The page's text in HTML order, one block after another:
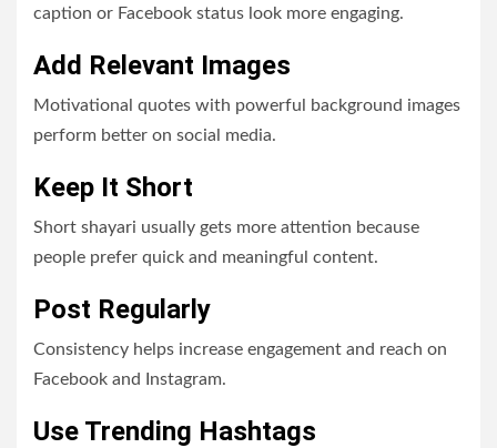
caption or Facebook status look more engaging.
Add Relevant Images
Motivational quotes with powerful background images
perform better on social media.
Keep It Short
Short shayari usually gets more attention because
people prefer quick and meaningful content.
Post Regularly
Consistency helps increase engagement and reach on
Facebook and Instagram.
Use Trending Hashtags